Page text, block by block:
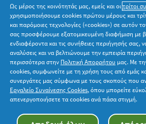
Σχετικά με την P&G
Νομικά
Ακολουθήστε μας
© 2026 Procter & Gamble. Με την επιφύλαξη
Ως μέρος της κοινότητάς μας, εμείς και οιτρίτοι
χρησιμοποιήσουμε cookies πρώτου μέρους και
και παρόμοιες τεχνολογίες («cookies») σε αυτόν
σας προσφέρουμε εξατομικευμένη διαφήμιση με
ενδιαφέροντα και τις συνήθειες περιήγησής σας,
αναλύσεις και να βελτιώνουμε την εμπειρία
περισσότερα στην Πολιτική Απορρήτου μας. Με
cookies, συμφωνείτε με τη χρήση τους από εμάς
συνεργάτες μας σύμφωνα με τους σκοπούς που
Εργαλείο Συναίνεσης Cookies, όπου μπορείτε
απενεργοποιήσετε τα cookies ανά πάσα στιγμή.